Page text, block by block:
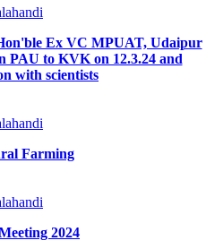
Ex VC MPUAT, Udaipur
PAU to KVK on 12.3.24 and
with scientists
Farming
2024